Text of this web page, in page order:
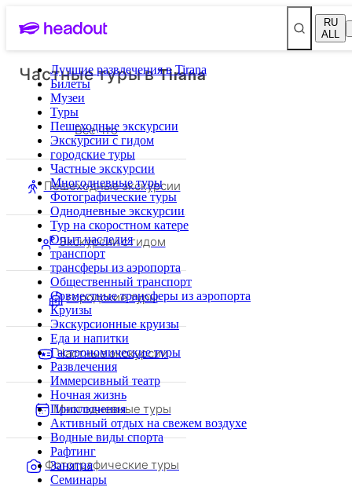
RU
ALL
Лучшие развлечения в Tirana
Билеты
Музеи
Туры
Пешеходные экскурсии
Экскурсии с гидом
городские туры
Частные экскурсии
Многодневные туры
Фотографические туры
Однодневные экскурсии
Тур на скоростном катере
Опыт наследия
транспорт
трансферы из аэропорта
Общественный транспорт
Совместные трансферы из аэропорта
Круизы
Экскурсионные круизы
Еда и напитки
Гастрономические туры
Развлечения
Иммерсивный театр
Ночная жизнь
Приключения
Активный отдых на свежем воздухе
Водные виды спорта
Рафтинг
Занятия
Семинары
Частные туры в Tirana
Все что
Пешеходные экскурсии
Экскурсии с гидом
городские туры
Частные экскурсии
Многодневные туры
Фотографические туры